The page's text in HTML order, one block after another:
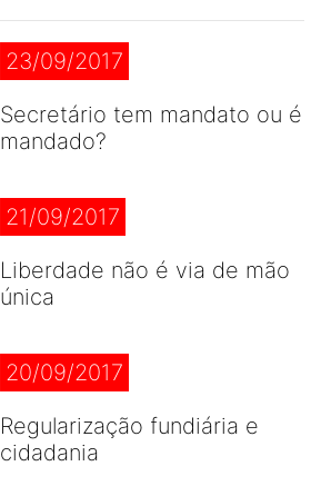
23/09/2017
Secretário tem mandato ou é
mandado?
21/09/2017
Liberdade não é via de mão
única
20/09/2017
Regularização fundiária e
cidadania